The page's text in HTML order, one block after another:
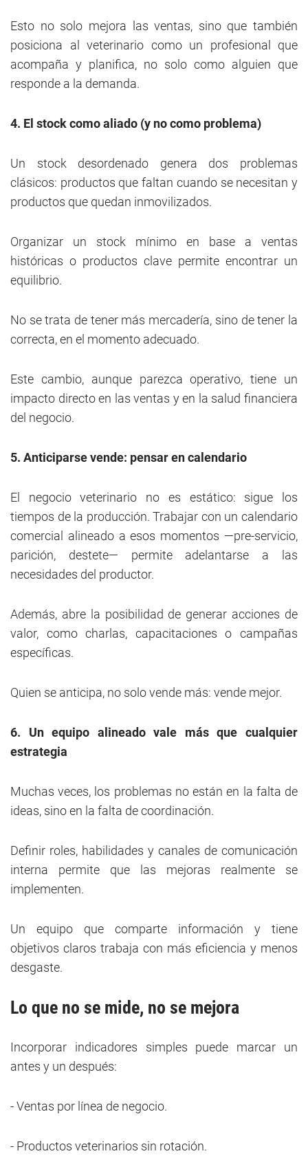
Esto no solo mejora las ventas, sino que también
posiciona al veterinario como un profesional que
acompaña y planifica, no solo como alguien que
responde a la demanda.
4. El stock como aliado (y no como problema)
Un stock desordenado genera dos problemas
clásicos: productos que faltan cuando se necesitan y
productos que quedan inmovilizados.
Organizar un stock mínimo en base a ventas
históricas o productos clave permite encontrar un
equilibrio.
No se trata de tener más mercadería, sino de tener la
correcta, en el momento adecuado.
Este cambio, aunque parezca operativo, tiene un
impacto directo en las ventas y en la salud financiera
del negocio.
5. Anticiparse vende: pensar en calendario
El negocio veterinario no es estático: sigue los
tiempos de la producción. Trabajar con un calendario
comercial alineado a esos momentos —pre-servicio,
parición, destete— permite adelantarse a las
necesidades del productor.
Además, abre la posibilidad de generar acciones de
valor, como charlas, capacitaciones o campañas
específicas.
Quien se anticipa, no solo vende más: vende mejor.
6. Un equipo alineado vale más que cualquier
estrategia
Muchas veces, los problemas no están en la falta de
ideas, sino en la falta de coordinación.
Definir roles, habilidades y canales de comunicación
interna permite que las mejoras realmente se
implementen.
Un equipo que comparte información y tiene
objetivos claros trabaja con más eficiencia y menos
desgaste.
Lo que no se mide, no se mejora
Incorporar indicadores simples puede marcar un
antes y un después:
- Ventas por línea de negocio.
- Productos veterinarios sin rotación.